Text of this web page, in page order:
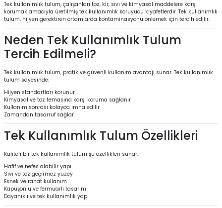
Tek kullanımlık tulum, çalışanları toz, kir, sıvı ve kimyasal maddelere karşı
korumak amacıyla üretilmiş tek kullanımlık koruyucu kıyafetlerdir. Tek kullanımlık
tulum, hijyen gerektiren ortamlarda kontaminasyonu önlemek için tercih edilir.
Neden Tek Kullanımlık Tulum
Tercih Edilmeli?
Tek kullanımlık tulum, pratik ve güvenli kullanım avantajı sunar. Tek kullanımlık
tulum sayesinde:
Hijyen standartları korunur
Kimyasal ve toz temasına karşı koruma sağlanır
Kullanım sonrası kolayca imha edilir
Zamandan tasarruf sağlar
Tek Kullanımlık Tulum Özellikleri
Kaliteli bir tek kullanımlık tulum şu özellikleri sunar:
Hafif ve nefes alabilir yapı
Sıvı ve toz geçirmez yüzey
Esnek ve rahat kullanım
Kapüşonlu ve fermuarlı tasarım
Dayanıklı ve tek kullanımlık yapı